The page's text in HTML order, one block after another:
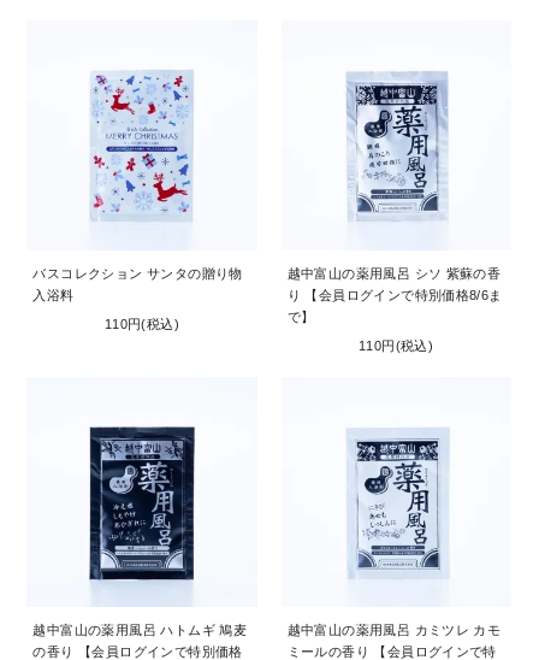
バスコレクション サンタの贈り物
入浴料
110円(税込)
越中富山の薬用風呂 シソ 紫蘇の香
り 【会員ログインで特別価格8/6ま
で】
110円(税込)
越中富山の薬用風呂 ハトムギ 鳩麦
の香り 【会員ログインで特別価格
越中富山の薬用風呂 カミツレ カモ
ミールの香り 【会員ログインで特